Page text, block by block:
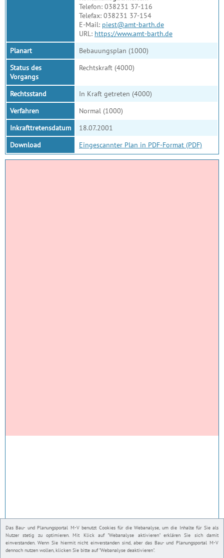
Das Bau- und Planungsportal M-V benutzt Cookies für die Webanalyse, um die Inhalte für Sie als
Nutzer stetig zu optimieren. Mit Klick auf "Webanalyse aktivieren" erklären Sie sich damit
einverstanden. Wenn Sie hiermit nicht einverstanden sind, aber das Bau- und Planungsportal M-V
dennoch nutzen wollen, klicken Sie bitte auf "Webanalyse deaktivieren".
Telefon: 038231 37-116
Telefax: 038231 37-154
E-Mail: piest@amt-barth.de
URL: https://www.amt-barth.de
Planart
Bebauungsplan (1000)
Status des
Vorgangs
Rechtskraft (4000)
Rechtsstand
In Kraft getreten (4000)
Verfahren
Normal (1000)
Inkrafttretensdatum
18.07.2001
Download
Eingescannter Plan in PDF-Format (PDF)